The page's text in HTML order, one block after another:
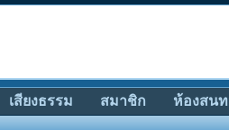
เสียงธรรม สมาชิก ห้องสน